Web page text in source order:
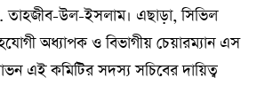
তাহজীব-উল-ইসলাম। এছাড়া, সিভিল
অধ্যাপক ও বিভাগীয় চেয়ারম্যান এস
এই কমিটির সদস্য সচিবের দায়িত্ব